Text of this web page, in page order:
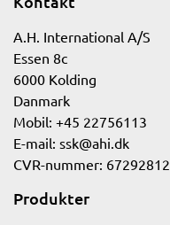
A.H. International A/S
Essen 8c
6000 Kolding
Danmark
Mobil: +45 22756113
E-mail: ssk@ahi.dk
CVR-nummer: 67292812
Produkter